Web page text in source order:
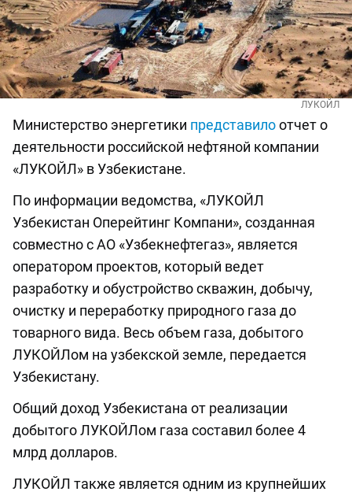
ЛУКОЙЛ
Министерство энергетики представилоотчет о
деятельности российской нефтяной компании
«ЛУКОЙЛ» в Узбекистане.
По информации ведомства, «ЛУКОЙЛ
Узбекистан Оперейтинг Компани», созданная
совместно с АО «Узбекнефтегаз», является
оператором проектов, который ведет
разработку и обустройство скважин, добычу,
очистку и переработку природного газа до
товарного вида. Весь объем газа, добытого
ЛУКОЙЛом на узбекской земле, передается
Узбекистану.
Общий доход Узбекистана от реализации
добытого ЛУКОЙЛом газа составил более 4
млрд долларов.
ЛУКОЙЛ также является одним из крупнейших